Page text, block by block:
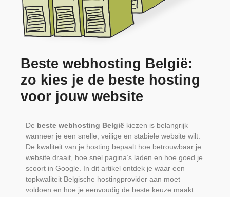
Beste webhosting België:
zo kies je de beste hosting
voor jouw website
De beste webhosting België kiezen is belangrijk
wanneer je een snelle, veilige en stabiele website wilt.
De kwaliteit van je hosting bepaalt hoe betrouwbaar je
website draait, hoe snel pagina’s laden en hoe goed je
scoort in Google. In dit artikel ontdek je waar een
topkwaliteit Belgische hostingprovider aan moet
voldoen en hoe je eenvoudig de beste keuze maakt.